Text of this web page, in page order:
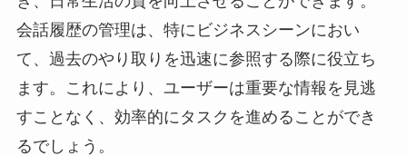
会話履歴の管理は、特にビジネスシーンにおい
て、過去のやり取りを迅速に参照する際に役立ち
ます。これにより、ユーザーは重要な情報を見逃
すことなく、効率的にタスクを進めることができ
るでしょう。